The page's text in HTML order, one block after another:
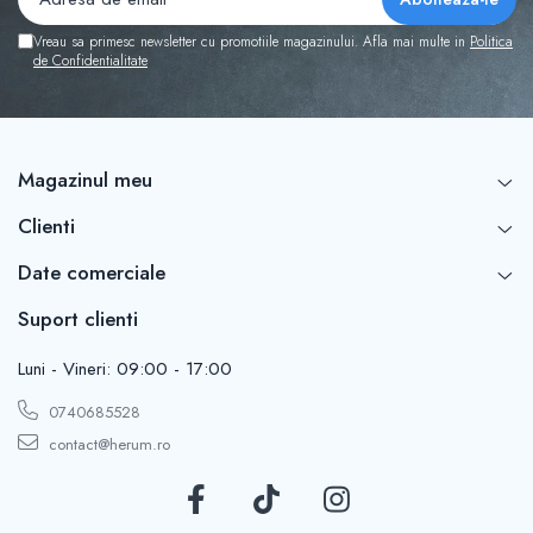
Vreau sa primesc newsletter cu promotiile magazinului. Afla mai multe in Politica
de Confidentialitate
Magazinul meu
Clienti
Date comerciale
Suport clienti
Luni - Vineri: 09:00 - 17:00
0740685528
contact@herum.ro